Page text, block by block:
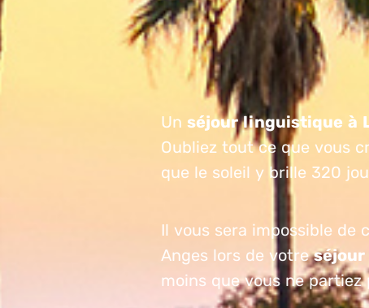
Un séjour linguistique à
Oubliez tout ce que vous
que le soleil y brille 320
Il vous sera impossible de
Anges lors de votre
moins que vous ne partiez